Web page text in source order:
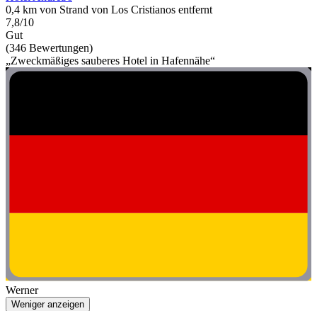
0,4 km von Strand von Los Cristianos entfernt
7,8/10
Gut
(346 Bewertungen)
„Zweckmäßiges sauberes Hotel in Hafennähe“
Werner
Weniger anzeigen